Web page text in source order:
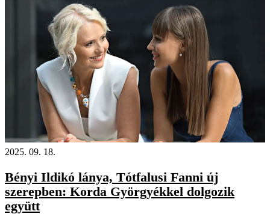
2025. 09. 18.
Bényi Ildikó lánya, Tótfalusi Fanni új
szerepben: Korda Györgyékkel dolgozik
együtt